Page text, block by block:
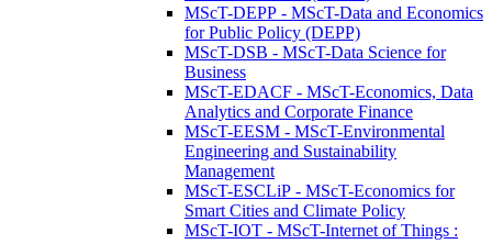
MScT-DEPP - MScT-Data and Economics
for Public Policy (DEPP)
MScT-DSB - MScT-Data Science for
Business
MScT-EDACF - MScT-Economics, Data
Analytics and Corporate Finance
MScT-EESM - MScT-Environmental
Engineering and Sustainability
Management
MScT-ESCLiP - MScT-Economics for
Smart Cities and Climate Policy
MScT-IOT - MScT-Internet of Things :